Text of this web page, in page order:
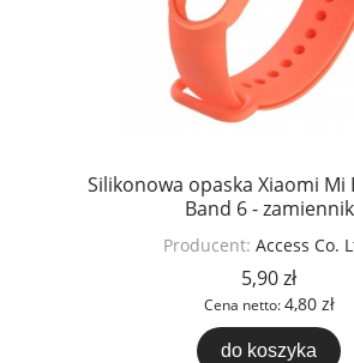
Silikonowa opaska Xiaomi Mi
Band 6 - zamiennik
Producent: Access Co.
5,90 zł
Cena netto:4,80 zł
do koszyka